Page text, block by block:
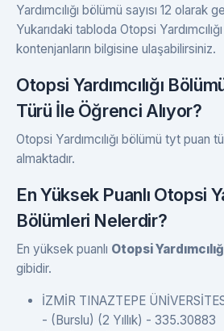
Yardımcılığı bölümü sayısı 12 olarak
Yukarıdaki tabloda Otopsi
kontenjanların bilgisine ulaşabilirsiniz.
Otopsi Yardımcılığı
Türü İle Öğrenci Alıyor?
Otopsi Yardımcılığı bölümü tyt puan
almaktadır.
En Yüksek Puanlı Otopsi
Bölümleri Nelerdir?
En yüksek puanlı Otopsi
gibidir.
İZMİR TINAZTEPE
- (Burslu) (2 Yıllık) - 335.30883